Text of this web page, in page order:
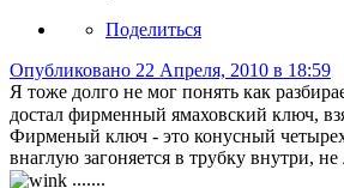
Поделиться
Опубликовано 22 Апреля, 2010 в 18:59
Я тоже долго не мог понять как
достал фирменный ямаховский ключ,
Фирменый ключ - это конусный
внаглую загоняется в трубку внутри,
.......